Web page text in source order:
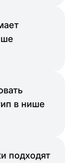
в нише
подходят